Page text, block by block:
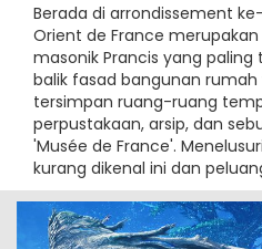
Berada di arrondissement
Orient de France
masonik Prancis yang
balik fasad bangunan
tersimpan ruang-ruang
perpustakaan, arsip, dan
'Musée de France'.
kurang dikenal ini dan